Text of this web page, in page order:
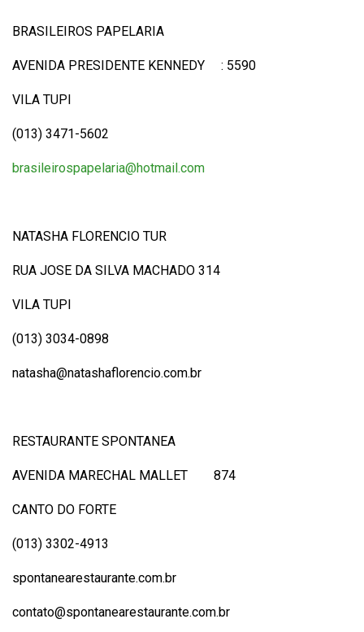
BRASILEIROS PAPELARIA
AVENIDA PRESIDENTE KENNEDY : 5590
VILA TUPI
(013) 3471-5602
brasileirospapelaria@hotmail.com
NATASHA FLORENCIO TUR
RUA JOSE DA SILVA MACHADO 314
VILA TUPI
(013) 3034-0898
natasha@natashaflorencio.com.br
RESTAURANTE SPONTANEA
AVENIDA MARECHAL MALLET 874
CANTO DO FORTE
(013) 3302-4913
spontanearestaurante.com.br
contato@spontanearestaurante.com.br